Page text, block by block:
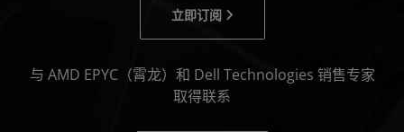
立即订阅
与 AMD EPYC（霄龙）和 Dell Technologies 销售专家
取得联系